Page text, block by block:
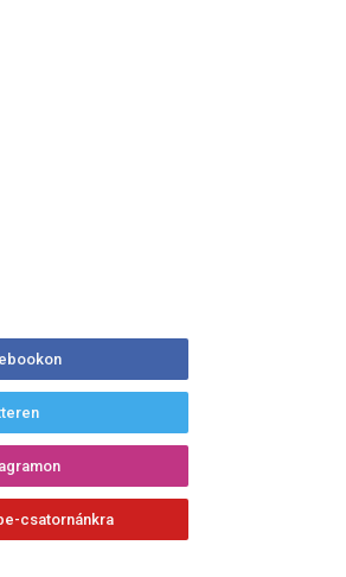
csatornánkra